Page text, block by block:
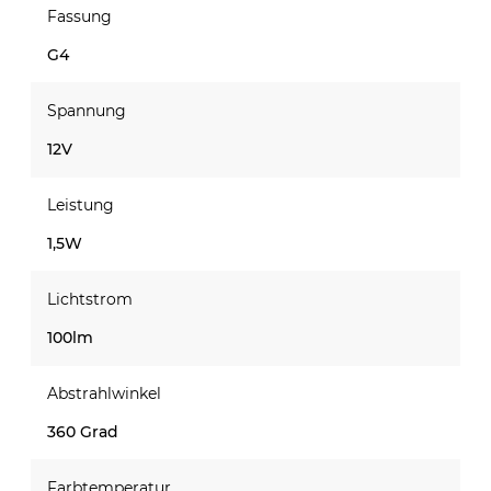
Fassung
G4
Spannung
12V
Leistung
1,5W
Lichtstrom
100lm
Abstrahlwinkel
360 Grad